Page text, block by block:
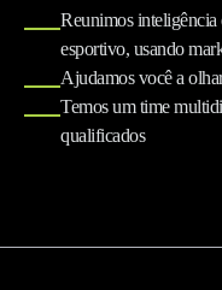
Reunimos inteligência
esportivo, usando
Ajudamos você a
Temos um time
qualificados